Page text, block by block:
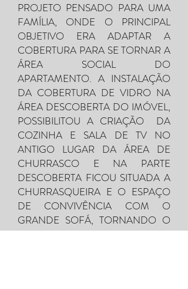
PROJETO PENSADO PARA UMA
FAMÍLIA, ONDE O PRINCIPAL
OBJETIVO ERA ADAPTAR A
COBERTURA PARA SE TORNAR A
ÁREA SOCIAL DO
APARTAMENTO. A INSTALAÇÃO
DA COBERTURA DE VIDRO NA
ÁREA DESCOBERTA DO IMÓVEL,
POSSIBILITOU A CRIAÇÃO DA
COZINHA E SALA DE TV NO
ANTIGO LUGAR DA ÁREA DE
CHURRASCO E NA PARTE
DESCOBERTA FICOU SITUADA A
CHURRASQUEIRA E O ESPAÇO
DE CONVIVÊNCIA COM O
GRANDE SOFÁ, TORNANDO O
ESPAÇO EM UM GRANDE